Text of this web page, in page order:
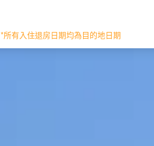
*所有入住退房日期均為目的地日期